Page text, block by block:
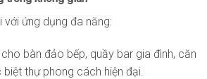
với ứng dụng đa năng:
bàn đảo bếp, quầy bar gia đình, căn
thự phong cách hiện đại.